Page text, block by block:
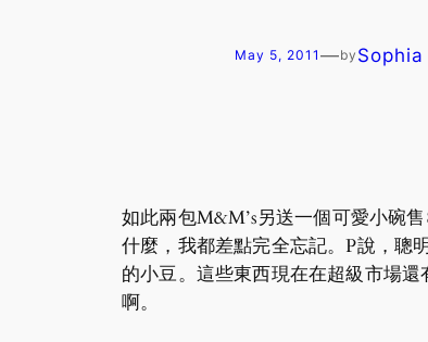
May 5, 2011 —by Sophia
如此兩包M&M’s另送一個可愛小碗
什麼，我都差點完全忘記。P說，聰
的小豆。這些東西現在在超級市場
啊。